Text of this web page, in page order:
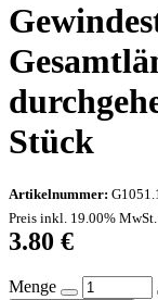
Stück
Artikelnummer:
Preis inkl. 19.00% MwSt.
3.80 €
Menge